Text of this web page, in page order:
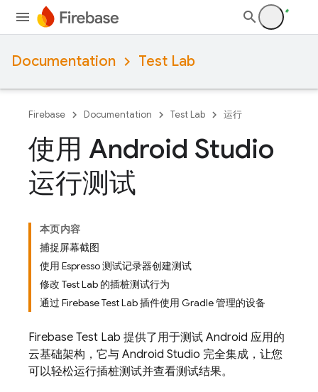
Documentation Test Lab
Firebase Documentation Test Lab 运行
使用 Android Studio
运行测试
本页内容
捕捉屏幕截图
使用 Espresso 测试记录器创建测试
修改 Test Lab 的插桩测试行为
通过 Firebase Test Lab 插件使用 Gradle 管理的设备
Firebase Test Lab 提供了用于测试 Android 应用的
云基础架构，它与 Android Studio 完全集成，让您
可以轻松运行插桩测试并查看测试结果。